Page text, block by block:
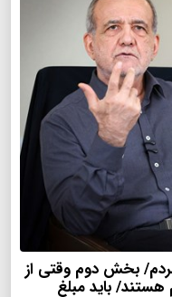
بخش دوم وقتی از
باید مبلغ